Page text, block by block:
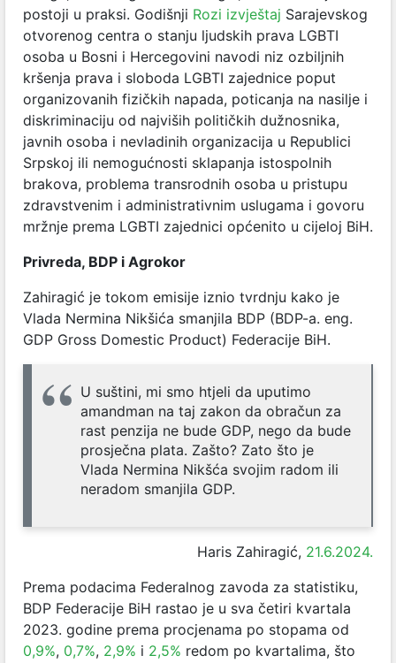
postoji u praksi. Godišnji Rozi izvještaj Sarajevskog
otvorenog centra o stanju ljudskih prava LGBTI
osoba u Bosni i Hercegovini navodi niz ozbiljnih
kršenja prava i sloboda LGBTI zajednice poput
organizovanih fizičkih napada, poticanja na nasilje i
diskriminaciju od najviših političkih dužnosnika,
javnih osoba i nevladinih organizacija u Republici
Srpskoj ili nemogućnosti sklapanja istospolnih
brakova, problema transrodnih osoba u pristupu
zdravstvenim i administrativnim uslugama i govoru
mržnje prema LGBTI zajednici općenito u cijeloj BiH.
Privreda, BDP i Agrokor
Zahiragić je tokom emisije iznio tvrdnju kako je
Vlada Nermina Nikšića smanjila BDP (BDP-a. eng.
GDP Gross Domestic Product) Federacije BiH.
U suštini, mi smo htjeli da uputimo
amandman na taj zakon da obračun za
rast penzija ne bude GDP, nego da bude
prosječna plata. Zašto? Zato što je
Vlada Nermina Nikšća svojim radom ili
neradom smanjila GDP.
Haris Zahiragić, 21.6.2024.
Prema podacima Federalnog zavoda za statistiku,
BDP Federacije BiH rastao je u sva četiri kvartala
2023. godine prema procjenama po stopama od
0,9%, 0,7%, 2,9% i 2,5% redom po kvartalima, što